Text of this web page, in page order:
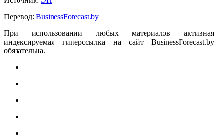
Перевод: BusinessForecast.by
При использовании любых материалов активная
индексируемая гиперссылка на сайт BusinessForecast.by
обязательна.